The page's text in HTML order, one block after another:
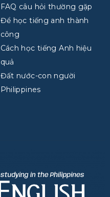
FAQ câu hỏi thường gặp
Để học tiếng anh thành
công
Cách học tiếng Anh hiệu
quả
Đất nước-con người
Philippines